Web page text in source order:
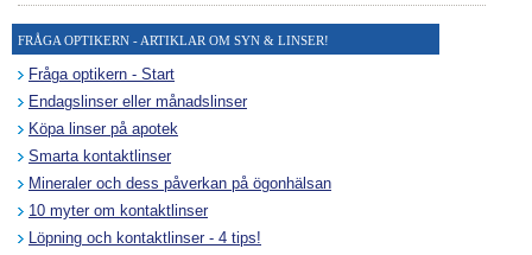
FRÅGA OPTIKERN - ARTIKLAR OM SYN & LINSER!
Fråga optikern - Start
Endagslinser eller månadslinser
Köpa linser på apotek
Smarta kontaktlinser
Mineraler och dess påverkan på ögonhälsan
10 myter om kontaktlinser
Löpning och kontaktlinser - 4 tips!